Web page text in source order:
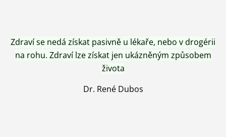
Zdraví se nedá získat pasivně u lékaře, nebo v drogérii
na rohu. Zdraví lze získat jen ukázněným způsobem
života
Dr. René Dubos